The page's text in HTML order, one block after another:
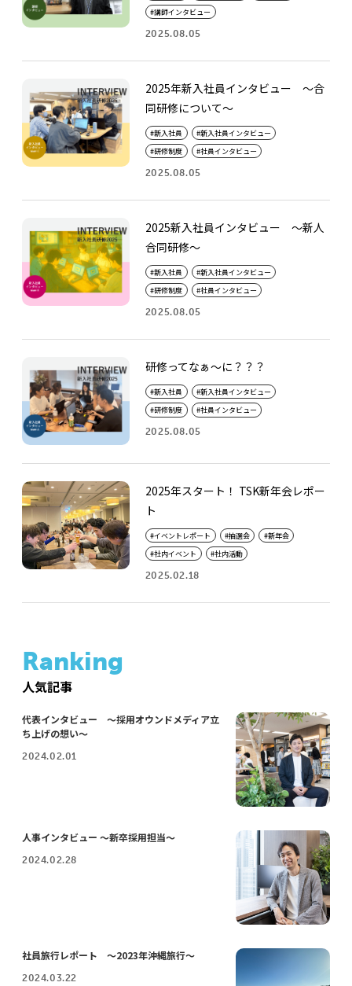
講師インタビュー
2025.08.05
2025年新入社員インタビュー ～合
同研修について～
新入社員
新入社員インタビュー
研修制度
社員インタビュー
2025.08.05
2025新入社員インタビュー ～新人
合同研修～
新入社員
新入社員インタビュー
研修制度
社員インタビュー
2025.08.05
研修ってなぁ～に？？？
新入社員
新入社員インタビュー
研修制度
社員インタビュー
2025.08.05
2025年スタート！ TSK新年会レポー
ト
イベントレポート 抽選会
新年会
社内イベント
社内活動
2025.02.18
Ranking
人気記事
代表インタビュー ～採用オウンドメディア立
ち上げの想い～
2024.02.01
人事インタビュー ～新卒採用担当～
2024.02.28
社員旅行レポート ～2023年沖縄旅行～
2024.03.22